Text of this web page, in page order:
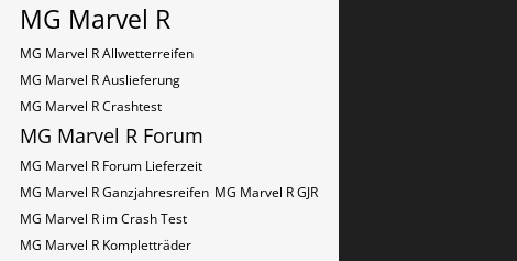
MG Marvel R
MG Marvel R Allwetterreifen
MG Marvel R Auslieferung
MG Marvel R Crashtest
MG Marvel R Forum
MG Marvel R Forum Lieferzeit
MG Marvel R Ganzjahresreifen MG Marvel R GJR
MG Marvel R im Crash Test
MG Marvel R Kompletträder